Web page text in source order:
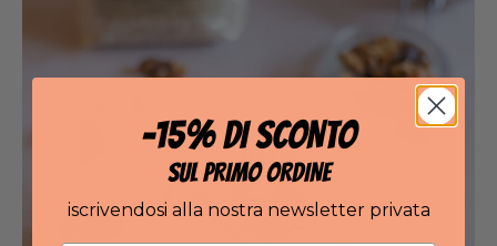
-15% DI SCONTO
SUL PRIMO ORDINE
iscrivendosi alla nostra newsletter privata